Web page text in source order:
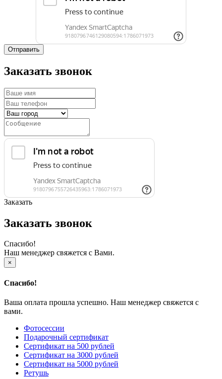
Отправить
Заказать звонок
Заказать
Заказать звонок
Спасибо!
Наш менеджер свяжется с Вами.
×
Спасибо!
Ваша оплата прошла успешно. Наш менеджер свяжется с
вами.
Фотосессии
Подарочный сертификат
Сертификат на 500 рублей
Сертификат на 3000 рублей
Сертификат на 5000 рублей
Ретушь